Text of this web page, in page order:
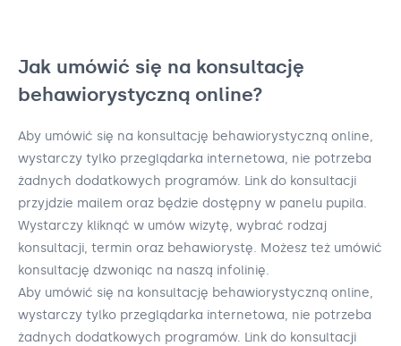
Jak umówić się na konsultację
behawiorystyczną online?
Aby umówić się na konsultację behawiorystyczną online,
wystarczy tylko przeglądarka internetowa, nie potrzeba
żadnych dodatkowych programów. Link do konsultacji
przyjdzie mailem oraz będzie dostępny w panelu pupila.
Wystarczy kliknąć w umów wizytę, wybrać rodzaj
konsultacji, termin oraz behawiorystę. Możesz też umówić
konsultację dzwoniąc na naszą infolinię.
Aby umówić się na konsultację behawiorystyczną online,
wystarczy tylko przeglądarka internetowa, nie potrzeba
żadnych dodatkowych programów. Link do konsultacji